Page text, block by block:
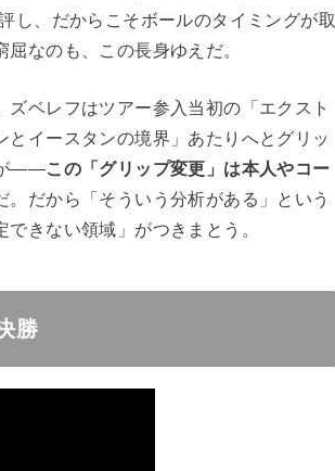
し、だからこそボールのタイミングが取
なのも、この長身ゆえだ。
ベレフはツアー参入当初の「エクスト
イースタンの境界」あたりへとグリッ
が——この「グリップ変更」は本人やコー
。だから「そういう分析がある」という
きない領域」がつきまとう。
勝